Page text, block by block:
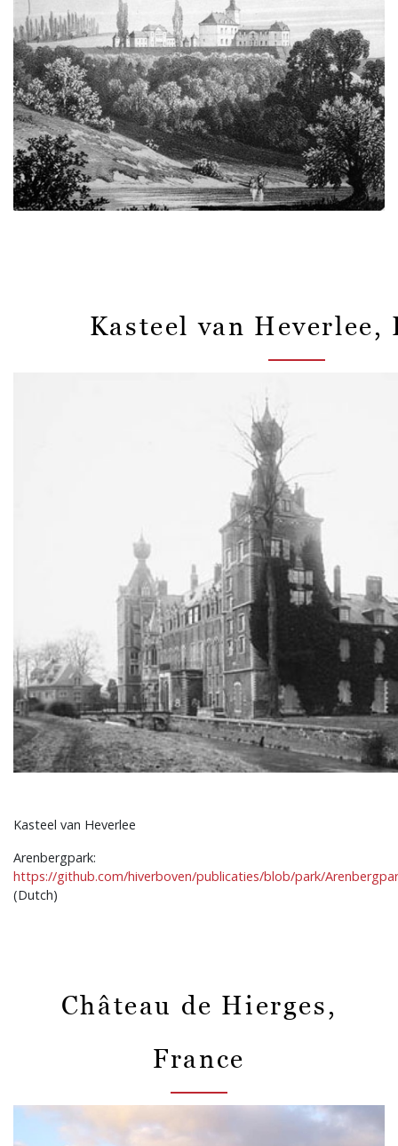
Kasteel van Heverlee,
Kasteel van Heverlee
Arenbergpark:
https://github.com/hiverboven/publicaties/blob/park/
(Dutch)
Château de Hierges,
France